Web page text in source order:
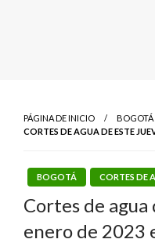
PÁGINA DE INICIO
BOGOTÁ
CORTES DE AGUA DE ESTE
BOGOTÁ CORTES DE
Cortes de agua
enero de 2023